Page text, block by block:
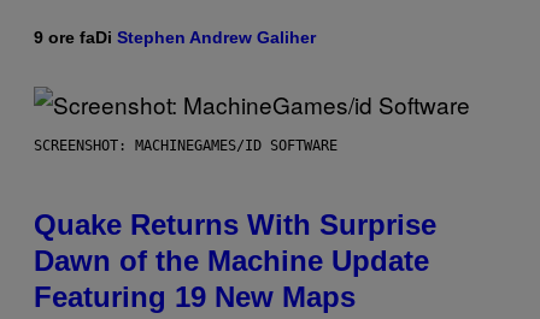
9 ore faDi Stephen Andrew Galiher
SCREENSHOT: MACHINEGAMES/ID SOFTWARE
Quake Returns With Surprise
Dawn of the Machine Update
Featuring 19 New Maps